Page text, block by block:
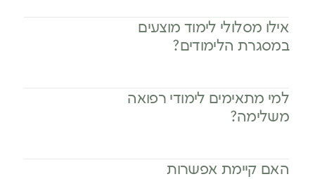
אילו מסלולי לימוד מוצעים
במסגרת הלימודים?
למי מתאימים לימודי רפואה
משלימה?
האם קיימת אפשרות